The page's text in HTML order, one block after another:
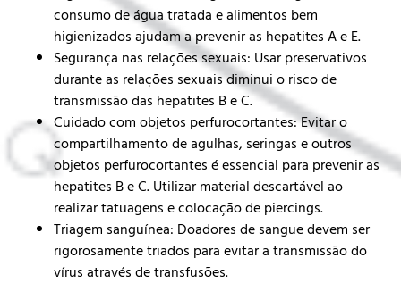
consumo de água tratada e alimentos bem
higienizados ajudam a prevenir as hepatites A e E.
Segurança nas relações sexuais: Usar preservativos
durante as relações sexuais diminui o risco de
transmissão das hepatites B e C.
Cuidado com objetos perfurocortantes: Evitar o
compartilhamento de agulhas, seringas e outros
objetos perfurocortantes é essencial para prevenir as
hepatites B e C. Utilizar material descartável ao
realizar tatuagens e colocação de piercings.
Triagem sanguínea: Doadores de sangue devem ser
rigorosamente triados para evitar a transmissão do
vírus através de transfusões.